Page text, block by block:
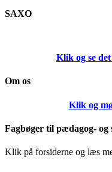
SAXO
Klik og se
Om os
Klik og
Fagbøger til pædagog- og
Klik på forsiderne og læs